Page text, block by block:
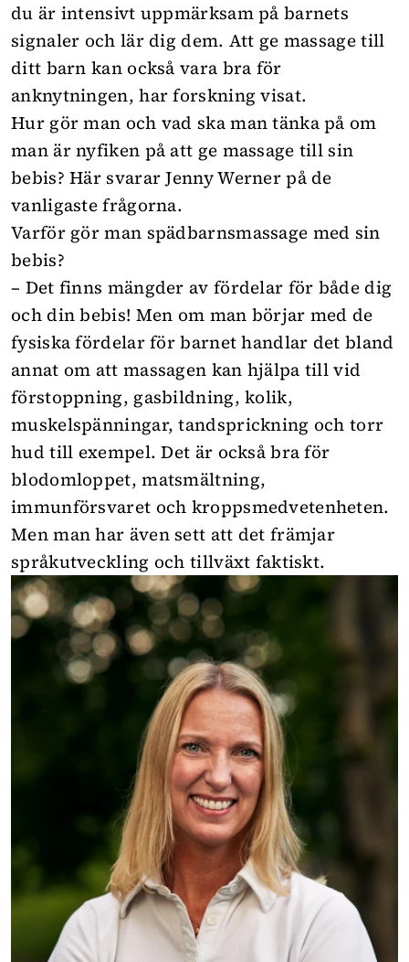
du är intensivt uppmärksam på barnets
signaler och lär dig dem. Att ge massage till
ditt barn kan också vara bra för
anknytningen, har forskning visat.
Hur gör man och vad ska man tänka på om
man är nyfiken på att ge massage till sin
bebis? Här svarar Jenny Werner på de
vanligaste frågorna.
Varför gör man spädbarnsmassage med sin
bebis?
– Det finns mängder av fördelar för både dig
och din bebis! Men om man börjar med de
fysiska fördelar för barnet handlar det bland
annat om att massagen kan hjälpa till vid
förstoppning, gasbildning, kolik,
muskelspänningar, tandsprickning och torr
hud till exempel. Det är också bra för
blodomloppet, matsmältning,
immunförsvaret och kroppsmedvetenheten.
Men man har även sett att det främjar
språkutveckling och tillväxt faktiskt.